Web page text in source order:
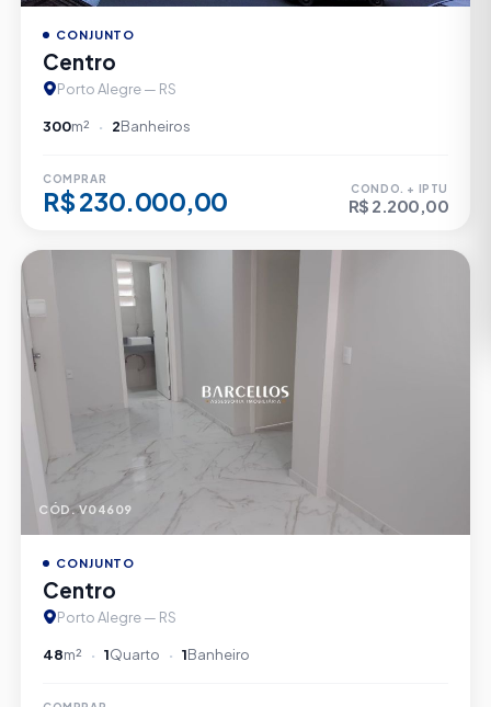
CONJUNTO
Centro
Porto Alegre — RS
300m² 2Banheiros
COMPRAR
R$ 230.000,00 CONDO. + IPTU
R$ 2.200,00
CÓD. V04609
CONJUNTO
Centro
Porto Alegre — RS
48m² 1Quarto 1Banheiro